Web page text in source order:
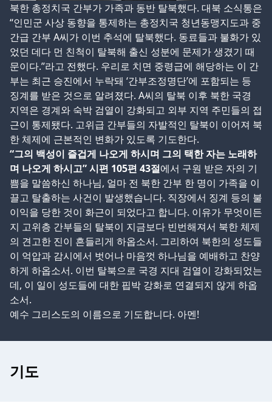
북한 총정치국 간부가 가족과 동반 탈북했다. 대북 소식통은
“인민군 사상 동향을 통제하는 총정치국 청년동맹지도과 중
간급 간부 A씨가 이번 추석에 탈북했다. 동료들과 불화가 있
었던 데다 먼 친척이 탈북해 출신 성분에 문제가 생겼기 때
문이다.”라고 전했다. 우리로 치면 중령급에 해당하는 이 간
부는 최근 승진에서 누락돼 ‘간부조정명단’에 포함되는 등
징계를 받은 것으로 알려졌다. A씨의 탈북 이후 북한 국경
지역은 경계와 숙박 검열이 강화되고 외부 지역 주민들의 접
근이 통제됐다. 고위급 간부들의 자발적인 탈북이 이어져 북
한 체제에 근본적인 변화가 있도록 기도한다.
“그의 백성이 즐겁게 나오게 하시며 그의 택한 자는 노래하
며 나오게 하시고” 시편 105편 43절에서 구원 받은 자의 기
쁨을 말씀하신 하나님, 얼마 전 북한 간부 한 명이 가족을 이
끌고 탈출하는 사건이 발생했습니다. 직장에서 징계 등의 불
이익을 당한 것이 화근이 되었다고 합니다. 이유가 무엇이든
지 고위층 간부들의 탈북이 지금보다 빈번해져서 북한 체제
의 견고한 진이 흔들리게 하옵소서. 그리하여 북한의 성도들
이 억압과 감시에서 벗어나 마음껏 하나님을 예배하고 찬양
하게 하옵소서. 이번 탈북으로 국경 지대 검열이 강화되었는
데, 이 일이 성도들에 대한 핍박 강화로 연결되지 않게 하옵
소서.
예수 그리스도의 이름으로 기도합니다. 아멘!
기도